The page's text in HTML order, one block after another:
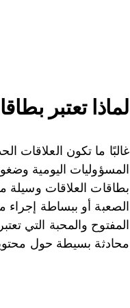
لماذا تعتبر
غالبًا ما تكون العلاقات
المسؤوليات اليومية
بطاقات العلاقات وسيلة
الصعبة أو ببساطة إجراء
المفتوح والمحبة التي
محادثة بسيطة حول